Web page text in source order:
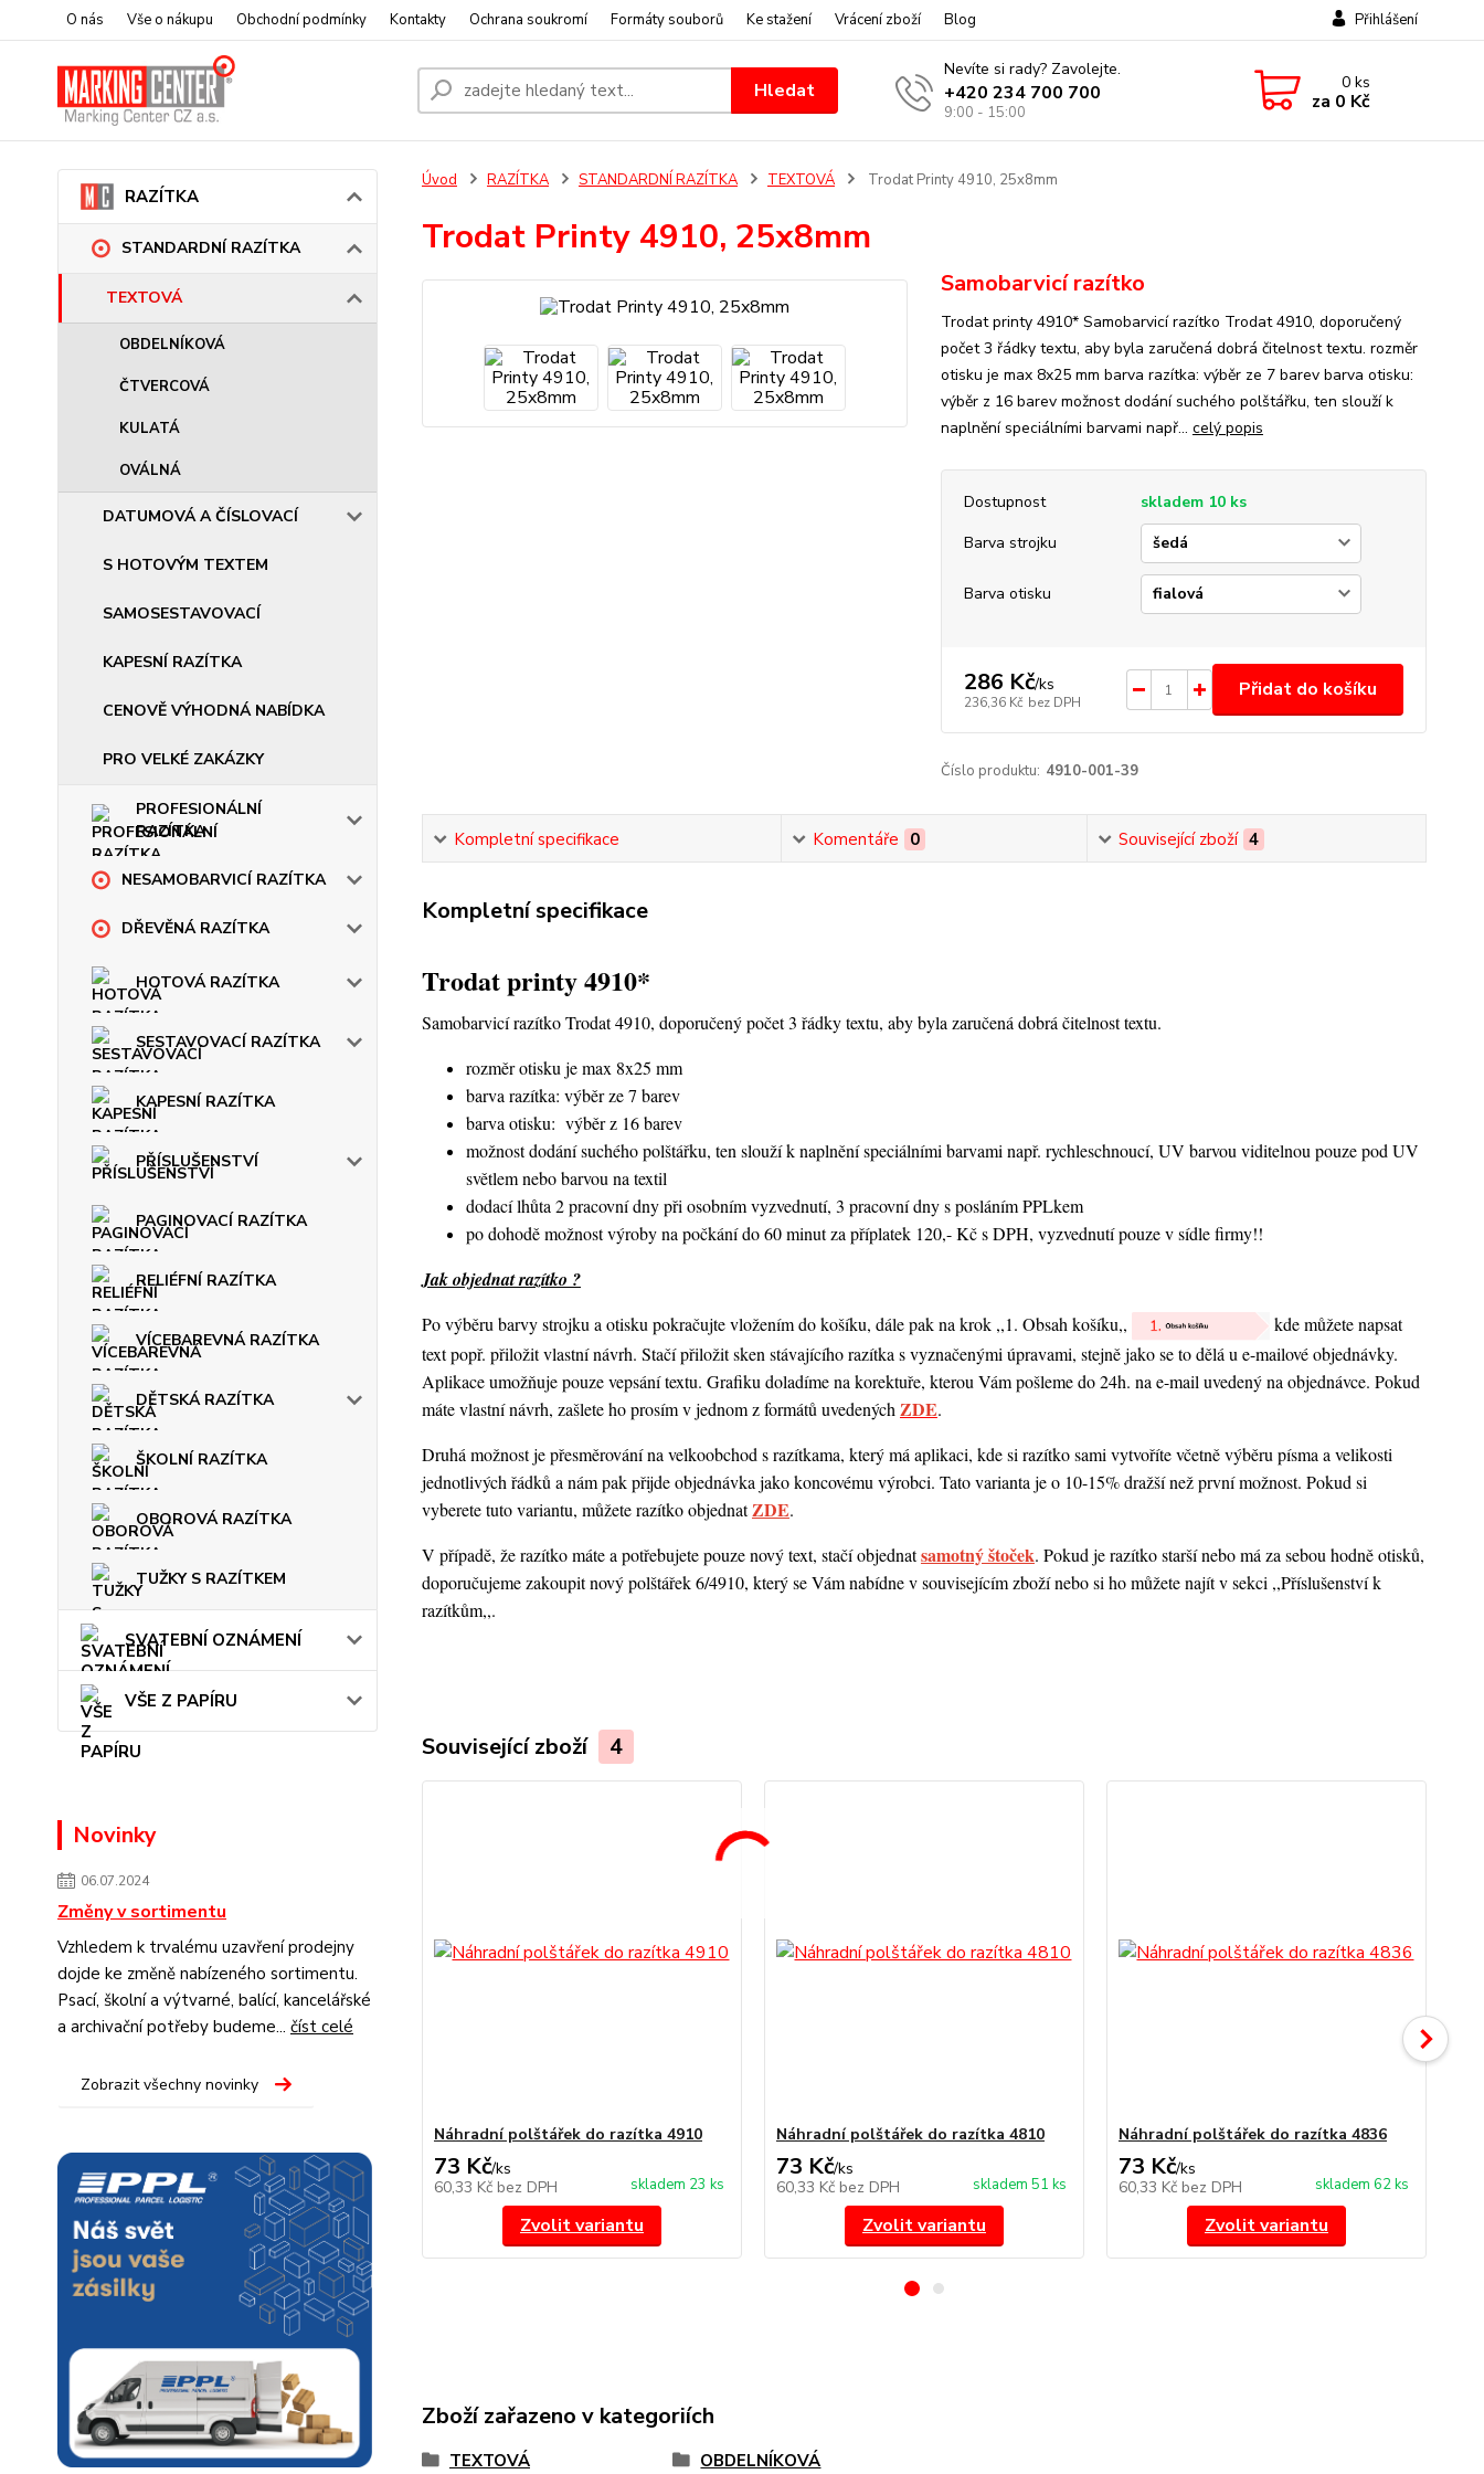
O nás Vše o nákupu Obchodní podmínky Kontakty Ochrana soukromí Formáty souborů Ke stažení Vrácení zboží Blog Přihlášení
Hledat
Nevíte si rady? Zavolejte.
+420 234 700 700
9:00 - 15:00
0ks
za 0 Kč
RAZÍTKA
STANDARDNÍ RAZÍTKA
TEXTOVÁ
OBDELNÍKOVÁ
ČTVERCOVÁ
KULATÁ
OVÁLNÁ
DATUMOVÁ A ČÍSLOVACÍ
S HOTOVÝM TEXTEM
SAMOSESTAVOVACÍ
KAPESNÍ RAZÍTKA
CENOVĚ VÝHODNÁ NABÍDKA
PRO VELKÉ ZAKÁZKY
PROFESIONÁLNÍ
RAZÍTKA
NESAMOBARVICÍ RAZÍTKA
DŘEVĚNÁ RAZÍTKA
HOTOVÁ RAZÍTKA
SESTAVOVACÍ RAZÍTKA
KAPESNÍ RAZÍTKA
PŘÍSLUŠENSTVÍ
PAGINOVACÍ RAZÍTKA
RELIÉFNÍ RAZÍTKA
VÍCEBAREVNÁ RAZÍTKA
DĚTSKÁ RAZÍTKA
ŠKOLNÍ RAZÍTKA
OBOROVÁ RAZÍTKA
TUŽKY S RAZÍTKEM
SVATEBNÍ OZNÁMENÍ
VŠE Z PAPÍRU
Novinky
06.07.2024
Změny v sortimentu
Vzhledem k trvalému uzavření prodejny
dojde ke změně nabízeného sortimentu.
Psací, školní a výtvarné, balící, kancelářské
a archivační potřeby budeme... číst celé
Zobrazit všechny novinky
Úvod RAZÍTKA STANDARDNÍ RAZÍTKA TEXTOVÁ Trodat Printy 4910, 25x8mm
Trodat Printy 4910, 25x8mm
Samobarvicí razítko
Trodat printy 4910* Samobarvicí razítko Trodat 4910, doporučený
počet 3 řádky textu, aby byla zaručená dobrá čitelnost textu. rozměr
otisku je max 8x25 mm barva razítka: výběr ze 7 barev barva otisku:
výběr z 16 barev možnost dodání suchého polštářku, ten slouží k
naplnění speciálními barvami např... celý popis
Dostupnost
skladem 10 ks
Barva strojku
Barva otisku
286 Kč/ks
236,36 Kč bez DPH
Přidat do košíku
Číslo produktu: 4910-001-39
Kompletní specifikace Komentáře 0 Související zboží 4
Kompletní specifikace
Trodat printy 4910*
Samobarvicí razítko Trodat 4910, doporučený počet 3 řádky textu, aby byla zaručená dobrá čitelnost textu.
rozměr otisku je max 8x25 mm
barva razítka: výběr ze 7 barev
barva otisku: výběr z 16 barev
možnost dodání suchého polštářku, ten slouží k naplnění speciálními barvami např. rychleschnoucí, UV barvou viditelnou pouze pod UV
světlem nebo barvou na textil
dodací lhůta 2 pracovní dny při osobním vyzvednutí, 3 pracovní dny s posláním PPLkem
po dohodě možnost výroby na počkání do 60 minut za příplatek 120,- Kč s DPH, vyzvednutí pouze v sídle firmy!!
Jak objednat razítko ?
Po výběru barvy strojku a otisku pokračujte vložením do košíku, dále pak na krok ,,1. Obsah košíku,,
kde můžete napsat
text popř. přiložit vlastní návrh. Stačí přiložit sken stávajícího razítka s vyznačenými úpravami, stejně jako se to dělá u e-mailové objednávky.
Aplikace umožňuje pouze vepsání textu. Grafiku doladíme na korektuře, kterou Vám pošleme do 24h. na e-mail uvedený na objednávce. Pokud
máte vlastní návrh, zašlete ho prosím v jednom z formátů uvedenýchZDE.
Druhá možnost je přesměrování na velkoobchod s razítkama, který má aplikaci, kde si razítko sami vytvoříte včetně výběru písma a velikosti
jednotlivých řádků a nám pak přijde objednávka jako koncovému výrobci. Tato varianta je o 10-15% dražší než první možnost. Pokud si
vyberete tuto variantu, můžete razítko objednatZDE.
V případě, že razítko máte a potřebujete pouze nový text, stačí objednatsamotný štoček. Pokud je razítko starší nebo má za sebou hodně otisků,
doporučujeme zakoupit nový polštářek 6/4910, který se Vám nabídne v souvisejícím zboží nebo si ho můžete najít v sekci ,,Příslušenství k
razítkům,,.
Související zboží 4
Náhradní polštářek do razítka 4910
73 Kč/ks
60,33 Kč bez DPH skladem 23 ks
Zvolit variantu
Náhradní polštářek do razítka 4810
73 Kč/ks
60,33 Kč bez DPH skladem 51 ks
Zvolit variantu
Náhradní polštářek do razítka 4836
73 Kč/ks
60,33 Kč bez DPH skladem 62 ks
Zvolit variantu
Zboží zařazeno v kategoriích
TEXTOVÁ OBDELNÍKOVÁ